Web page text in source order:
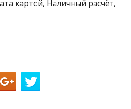
картой, Наличный расчёт,